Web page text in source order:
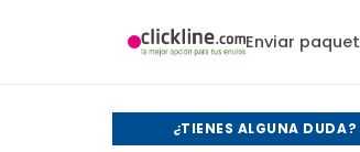
Enviar
¿TIENES ALGUNA DUDA?